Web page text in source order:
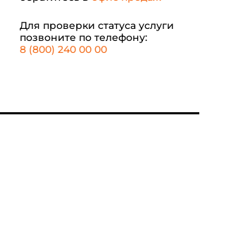
Для проверки статуса услуги
позвоните по телефону:
8 (800) 240 00 00